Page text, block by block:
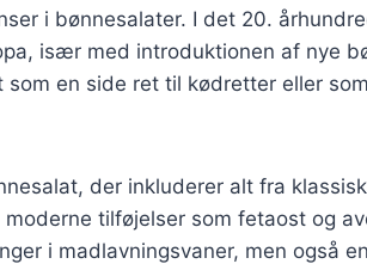
i bønnesalater. I det 20.
især med introduktionen af nye
en side ret til kødretter eller
der inkluderer alt fra
tilføjelser som fetaost og
i madlavningsvaner, men også